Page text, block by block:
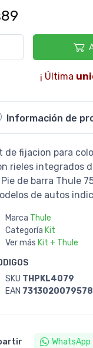
89
¡ Última
Información de
de fijacion para
rieles integrados
de barra Thule
de autos
Marca Thule
Categoría Kit
Ver más Kit + Thule
SKU THPKL4079
EAN 7313020079578
WhatsApp